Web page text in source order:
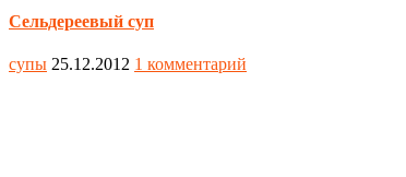
Сельдереевый суп
супы 25.12.2012 1 комментарий